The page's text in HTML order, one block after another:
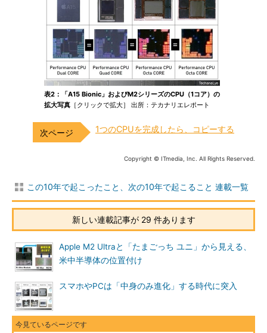
表2：「A15 Bionic」およびM2シリーズのCPU（1コア）の
拡大写真 ［クリックで拡大］ 出所：テカナリエレポート
1つのCPUを完成したら、コピーする
Copyright © ITmedia, Inc. All Rights Reserved.
この10年で起こったこと、次の10年で起こること 連載一覧
新しい連載記事が 29 件あります
Apple M2 Ultraと「たまごっち ユニ」から見える、
米中半導体の位置付け
スマホやPCは「中身のみ進化」する時代に突入